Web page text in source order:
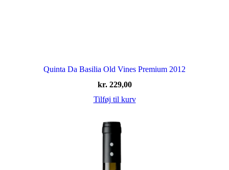
Quinta Da Basilia Old Vines Premium 2012
kr.229,00
Tilføj til kurv